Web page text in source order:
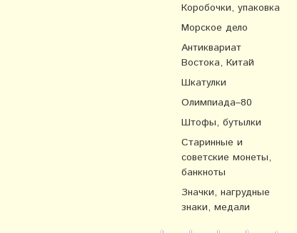
Коробочки, упаковка
Морское дело
Антиквариат
Востока, Китай
Шкатулки
Олимпиада–80
Штофы, бутылки
Старинные и
советские монеты,
банкноты
Значки, нагрудные
знаки, медали